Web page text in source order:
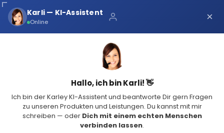
Über uns
Schnelle Lieferung
4.8(68 Bewertungen)
Primera Disc Publisher DP-4052 CD / DVD Roboter - 1 Laufwerk
×
Karli — KI-Assistent
Online ×
Hallo, ich bin Karli! 👋
Ich bin der Karley KI-Assistent und beantworte Dir gern Fragen
zu unseren Produkten und Leistungen. Du kannst mit mir
schreiben — oder Dich mit einem echten Menschen
verbinden lassen.